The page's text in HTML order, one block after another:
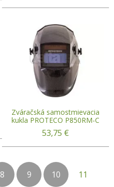
Zváračská samostmievacia
kukla PROTECO P850RM-C
53,75 €
8 9 10 11